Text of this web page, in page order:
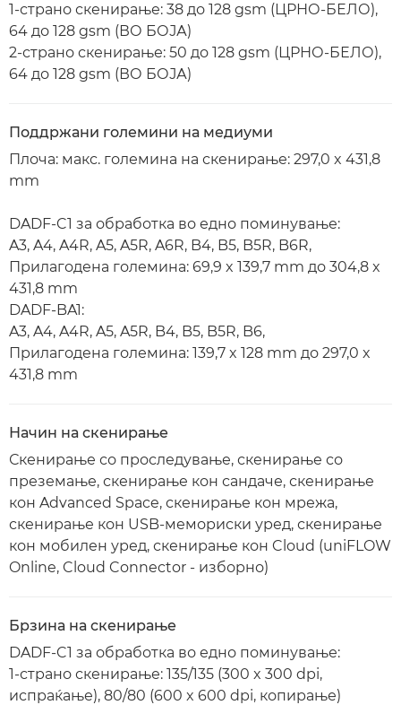
1-страно скенирање: 38 до 128 gsm (ЦРНО-БЕЛО),
64 до 128 gsm (ВО БОЈА)
2-страно скенирање: 50 до 128 gsm (ЦРНО-БЕЛО),
64 до 128 gsm (ВО БОЈА)
Поддржани големини на медиуми
Плоча: макс. големина на скенирање: 297,0 x 431,8
mm
DADF-C1 за обработка во едно поминување:
A3, A4, A4R, A5, A5R, A6R, B4, B5, B5R, B6R,
Прилагодена големина: 69,9 x 139,7 mm до 304,8 x
431,8 mm
DADF-BA1:
A3, A4, A4R, A5, A5R, B4, B5, B5R, B6,
Прилагодена големина: 139,7 x 128 mm до 297,0 x
431,8 mm
Начин на скенирање
Скенирање со проследување, скенирање со
преземање, скенирање кон сандаче, скенирање
кон Advanced Space, скенирање кон мрежа,
скенирање кон USB-мемориски уред, скенирање
кон мобилен уред, скенирање кон Cloud (uniFLOW
Online, Cloud Connector - изборно)
Брзина на скенирање
DADF-C1 за обработка во едно поминување:
1-страно скенирање: 135/135 (300 x 300 dpi,
испраќање), 80/80 (600 x 600 dpi, копирање)